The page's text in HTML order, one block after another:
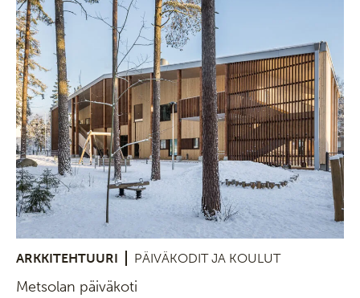
ARKKITEHTUURI PÄIVÄKODIT JA KOULUT
Metsolan päiväkoti